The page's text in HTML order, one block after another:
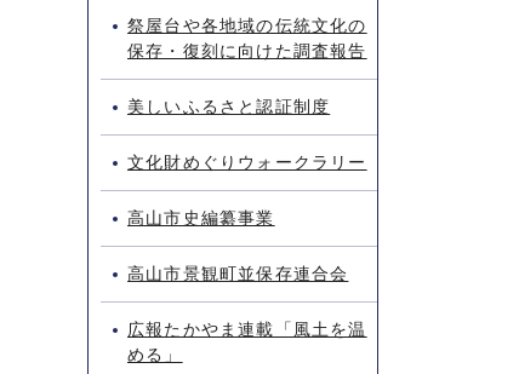
祭屋台や各地域の伝統文化の
保存・復刻に向けた調査報告
美しいふるさと認証制度
文化財めぐりウォークラリー
高山市史編纂事業
高山市景観町並保存連合会
広報たかやま連載「風土を温
める」